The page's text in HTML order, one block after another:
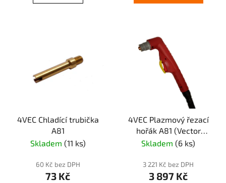
4VEC Chladící trubička
A81
Skladem (11 ks)
60 Kč bez DPH
73 Kč
4VEC Plazmový řezací
hořák A81 (Vector
PARIS)
Skladem (6 ks)
3 221 Kč bez DPH
3 897 Kč